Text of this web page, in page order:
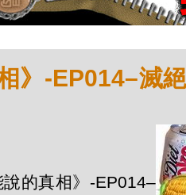
》-EP014–滅
的真相》-EP014–